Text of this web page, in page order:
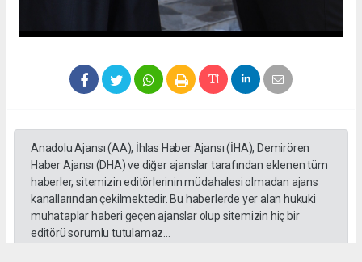
Anadolu Ajansı (AA), İhlas Haber Ajansı (İHA), Demirören
Haber Ajansı (DHA) ve diğer ajanslar tarafından eklenen tüm
haberler, sitemizin editörlerinin müdahalesi olmadan ajans
kanallarından çekilmektedir. Bu haberlerde yer alan hukuki
muhataplar haberi geçen ajanslar olup sitemizin hiç bir
editörü sorumlu tutulamaz...